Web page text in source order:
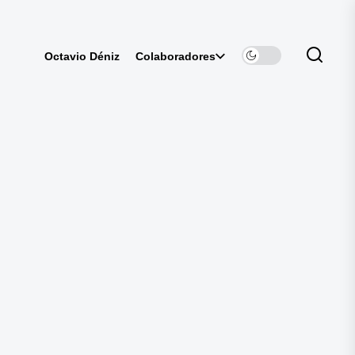
Octavio Déniz Colaboradores